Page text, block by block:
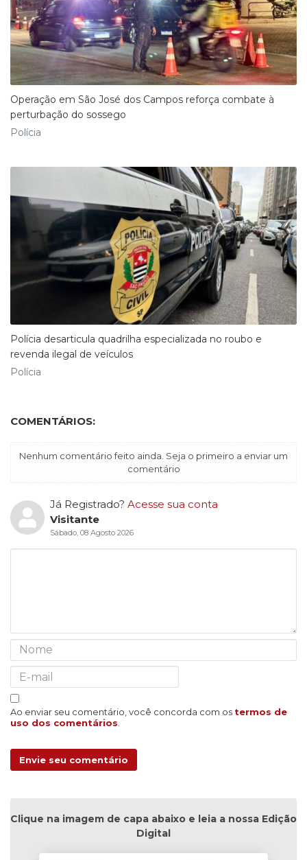
Operação em São José dos Campos reforça combate à
perturbação do sossego
Polícia
Polícia desarticula quadrilha especializada no roubo e
revenda ilegal de veículos
Polícia
COMENTÁRIOS:
Nenhum comentário feito ainda. Seja o primeiro a enviar um
comentário
Já Registrado? Acesse sua conta
Visitante
Sábado, 08 Agosto 2026
Ao enviar seu comentário, você concorda com os termos de
uso dos comentários
Envie seu comentário
Clique na imagem de capa abaixo e leia a nossa Edição
Digital